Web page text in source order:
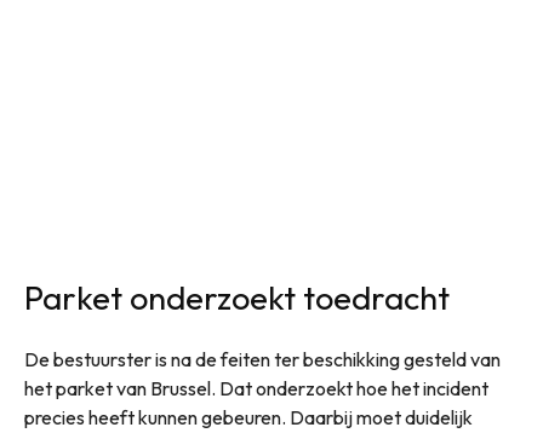
Parket onderzoekt toedracht
De bestuurster is na de feiten ter beschikking gesteld van
het parket van Brussel. Dat onderzoekt hoe het incident
precies heeft kunnen gebeuren. Daarbij moet duidelijk